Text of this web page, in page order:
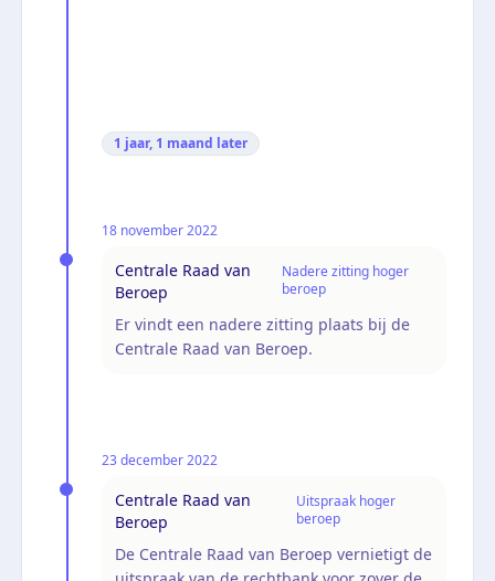
1 jaar, 1 maand later
18 november 2022
Centrale Raad van
Beroep
Nadere zitting hoger
beroep
Er vindt een nadere zitting plaats bij de
Centrale Raad van Beroep.
23 december 2022
Centrale Raad van
Beroep
Uitspraak hoger
beroep
De Centrale Raad van Beroep vernietigt de